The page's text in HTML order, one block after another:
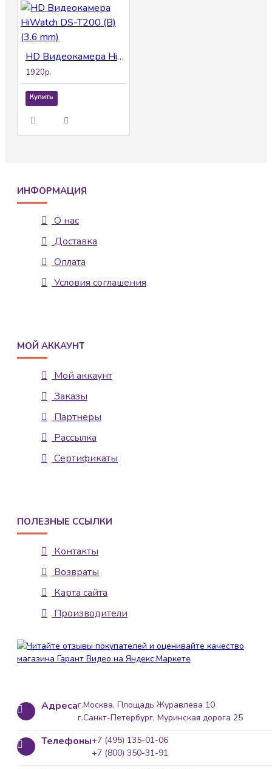
HD Видеокамера HiWatch DS-T200 (B) (3.6 mm)
1920р.
Купить
ИНФОРМАЦИЯ
О нас
Доставка
Оплата
Условия соглашения
МОЙ АККАУНТ
Мой аккаунт
Заказы
Партнеры
Рассылка
Сертификаты
ПОЛЕЗНЫЕ ССЫЛКИ
Контакты
Возвраты
Карта сайта
Производители
Адресаг.Москва, Площадь Журавлева 10
г.Санкт-Петербург, Муринская дорога 25
Телефоны+7 (495) 135-01-06
+7 (800) 350-31-91